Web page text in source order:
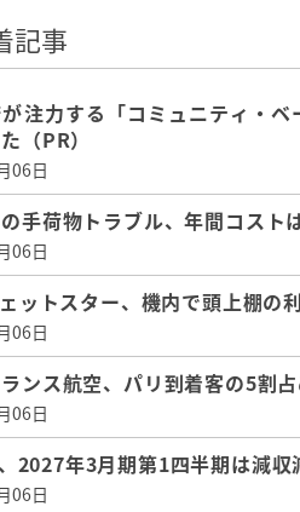
記事
注力する「コミュニティ・
（PR）
06日
手荷物トラブル、年間コス
06日
ットスター、機内で頭上棚の
06日
ンス航空、パリ到着客の5割
06日
2027年3月期第1四半期は減
06日